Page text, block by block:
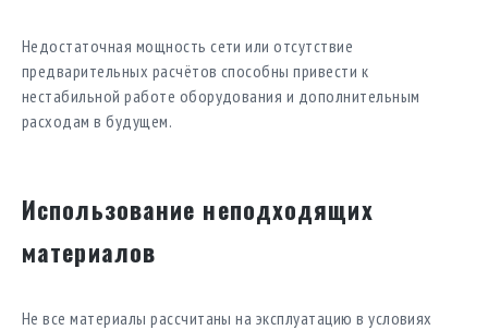
Недостаточная мощность сети или отсутствие
предварительных расчётов способны привести к
нестабильной работе оборудования и дополнительным
расходам в будущем.
Использование неподходящих
материалов
Не все материалы рассчитаны на эксплуатацию в условиях